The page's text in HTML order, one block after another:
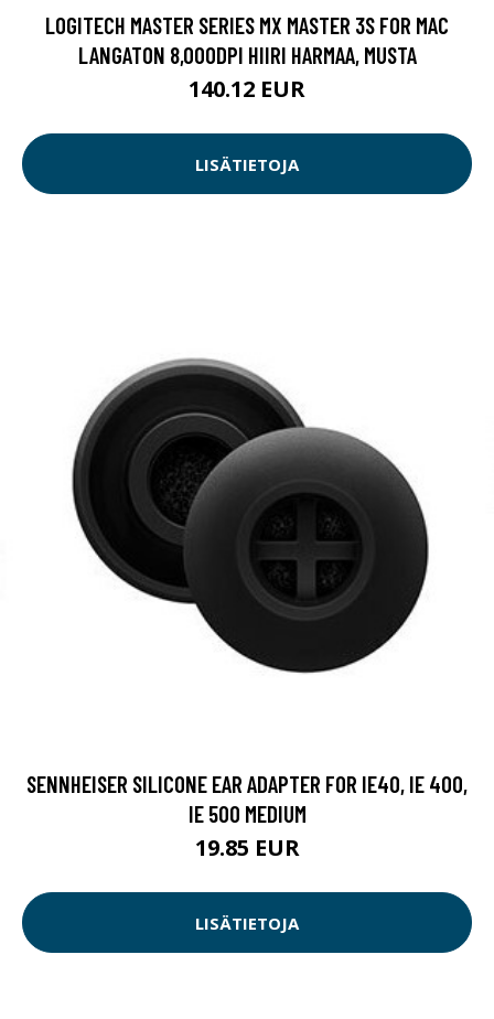
LOGITECH MASTER SERIES MX MASTER 3S FOR MAC
LANGATON 8,000DPI HIIRI HARMAA, MUSTA
140.12 EUR
LISÄTIETOJA
SENNHEISER SILICONE EAR ADAPTER FOR IE40, IE 400,
IE 500 MEDIUM
19.85 EUR
LISÄTIETOJA